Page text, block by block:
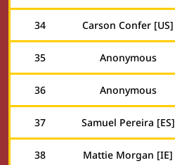
34 Carson Confer [US]
35 Anonymous
36 Anonymous
37 Samuel Pereira [ES]
38 Mattie Morgan [IE]